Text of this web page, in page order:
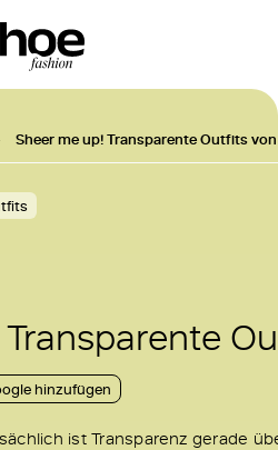
Sheer me up! Transparente Outfits
hinzufügen
ist Transparenz gerade